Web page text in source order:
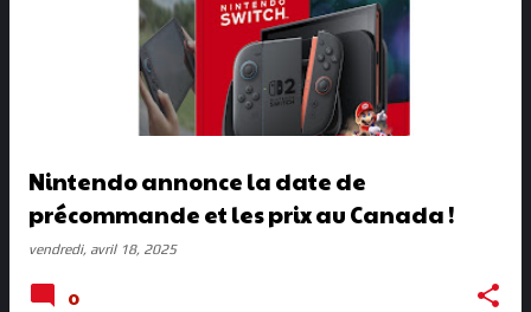
Nintendo annonce la date de
précommande et les prix au Canada !
vendredi, avril 18, 2025
0